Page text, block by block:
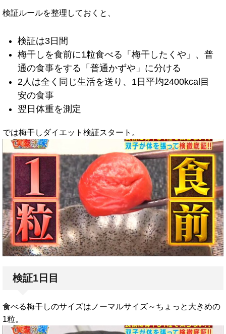
検証ルールを整理しておくと、
検証は3日間
梅干しを食前に1粒食べる「梅干したくや」、普
通の食事をする「普通かずや」に分ける
2人は全く同じ生活を送り、1日平均2400kcal目
安の食事
翌日体重を測定
では梅干しダイエット検証スタート。
検証1日目
食べる梅干しのサイズはノーマルサイズ～ちょっと大きめの
1粒。